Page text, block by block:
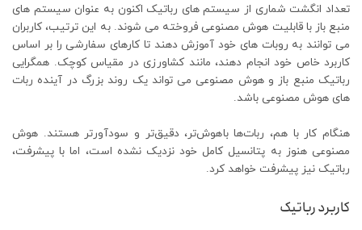
تعداد انگشت شماری از سیستم های رباتیک اکنون به عنوان سیستم های
منبع باز با قابلیت هوش مصنوعی فروخته می شوند. به این ترتیب، کاربران
می توانند به روبات های خود آموزش دهند تا کارهای سفارشی را بر اساس
کاربرد خاص خود انجام دهند، مانند کشاورزی در مقیاس کوچک. همگرایی
رباتیک منبع باز و هوش مصنوعی می تواند یک روند بزرگ در آینده ربات
های هوش مصنوعی باشد.
هنگام کار با هم، ربات‌ها باهوش‌تر، دقیق‌تر و سودآورتر هستند. هوش
مصنوعی هنوز به پتانسیل کامل خود نزدیک نشده است، اما با پیشرفت،
رباتیک نیز پیشرفت خواهد کرد.
کاربرد رباتیک